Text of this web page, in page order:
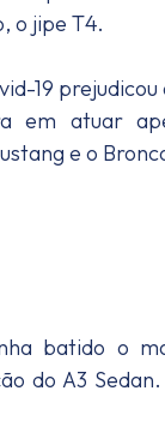
o jipe T4.
19 prejudicou
em atuar
e o
batido o
do A3